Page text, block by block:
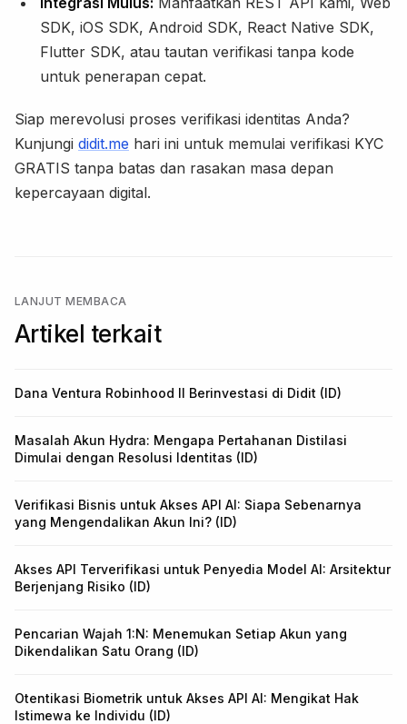
SDK, iOS SDK, Android SDK, React Native SDK,
Flutter SDK, atau tautan verifikasi tanpa kode
untuk penerapan cepat.
Siap merevolusi proses verifikasi identitas Anda?
Kunjungi didit.me hari ini untuk memulai verifikasi KYC
GRATIS tanpa batas dan rasakan masa depan
kepercayaan digital.
LANJUT MEMBACA
Artikel terkait
Dana Ventura Robinhood II Berinvestasi di Didit (ID)
Masalah Akun Hydra: Mengapa Pertahanan Distilasi
Dimulai dengan Resolusi Identitas (ID)
Verifikasi Bisnis untuk Akses API AI: Siapa Sebenarnya
yang Mengendalikan Akun Ini? (ID)
Akses API Terverifikasi untuk Penyedia Model AI: Arsitektur
Berjenjang Risiko (ID)
Pencarian Wajah 1:N: Menemukan Setiap Akun yang
Dikendalikan Satu Orang (ID)
Otentikasi Biometrik untuk Akses API AI: Mengikat Hak
Istimewa ke Individu (ID)